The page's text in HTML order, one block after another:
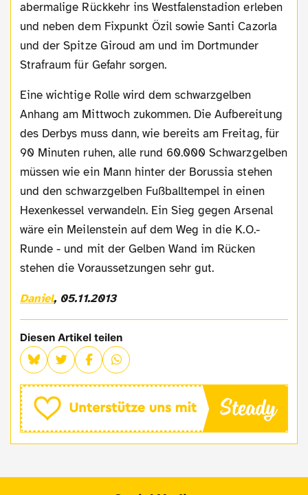
abermalige Rückkehr ins Westfalenstadion erleben
und neben dem Fixpunkt Özil sowie Santi Cazorla
und der Spitze Giroud am und im Dortmunder
Strafraum für Gefahr sorgen.
Eine wichtige Rolle wird dem schwarzgelben
Anhang am Mittwoch zukommen. Die Aufbereitung
des Derbys muss dann, wie bereits am Freitag, für
90 Minuten ruhen, alle rund 60.000 Schwarzgelben
müssen wie ein Mann hinter der Borussia stehen
und den schwarzgelben Fußballtempel in einen
Hexenkessel verwandeln. Ein Sieg gegen Arsenal
wäre ein Meilenstein auf dem Weg in die K.O.-
Runde - und mit der Gelben Wand im Rücken
stehen die Voraussetzungen sehr gut.
Daniel, 05.11.2013
Diesen Artikel teilen